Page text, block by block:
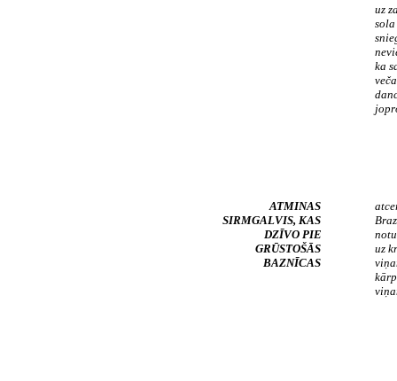
uz
ka
ATMINAS
SIRMGALVIS, KAS
DZĪVO PIE
GRŪSTOŠĀS
BAZNĪCAS
uz